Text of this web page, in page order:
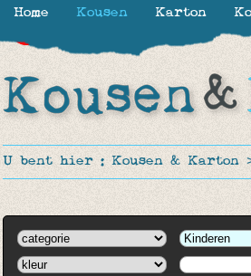
U bent hier : Kousen & Karton
Home Kousen Karton